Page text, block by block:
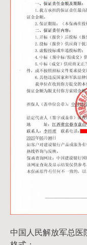
中国人民解放军总医